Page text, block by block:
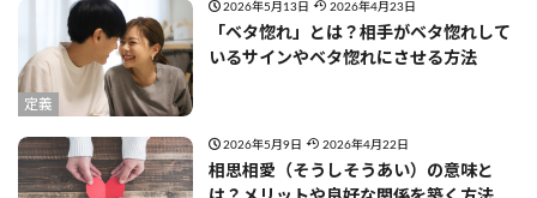
定義
2026年5月13日 2026年4月23日
「ベタ惚れ」とは？相手がベタ惚れして
いるサインやベタ惚れにさせる方法
2026年5月9日 2026年4月22日
相思相愛（そうしそうあい）の意味と